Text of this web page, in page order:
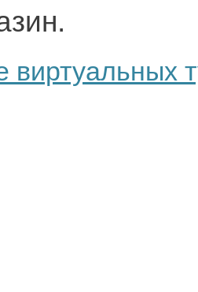
виртуальных